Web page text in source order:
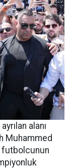
alanı
Muhammed
futbolcunun